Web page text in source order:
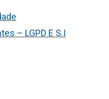
– LGPD E S.I